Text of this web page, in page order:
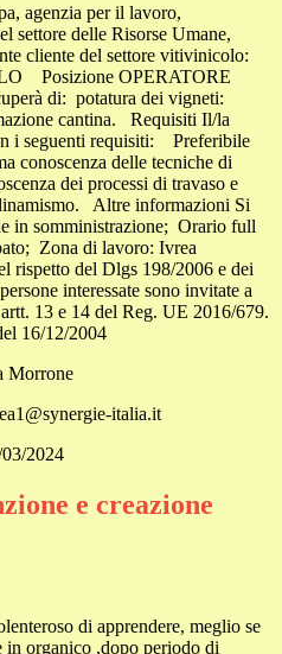
agenzia per il lavoro,
settore delle Risorse Umane,
cliente del settore vitivinicolo:
Posizione OPERATORE
di: potatura dei vigneti:
cantina. Requisiti Il/la
i seguenti requisiti: Preferibile
conoscenza delle tecniche di
dei processi di travaso e
Altre informazioni Si
in somministrazione; Orario full
Zona di lavoro: Ivrea
rispetto del Dlgs 198/2006 e dei
interessate sono invitate a
13 e 14 del Reg. UE 2016/679.
16/12/2004
Morrone
italia.it
2024
e creazione
di apprendere, meglio se
in organico ,dopo periodo di